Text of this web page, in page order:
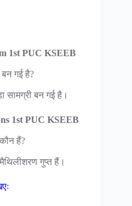
1st PUC KSEEB
बन गई है?
सामग्री बन गई है।
1st PUC KSEEB
हैं?
गुप्त हैं।